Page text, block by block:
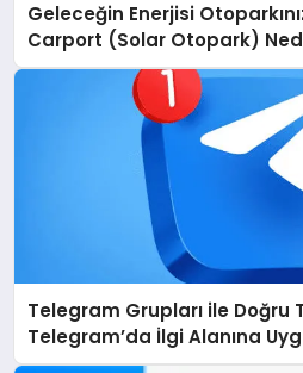
Geleceğin Enerjisi
Carport (Solar Otopark)
Telegram Grupları ile Doğru
Telegram’da İlgi Alanına